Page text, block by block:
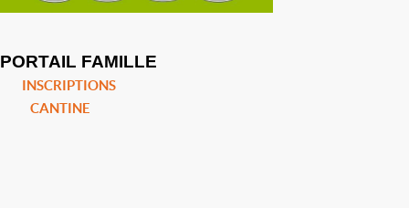
PORTAIL FAMILLE
INSCRIPTIONS
CANTINE